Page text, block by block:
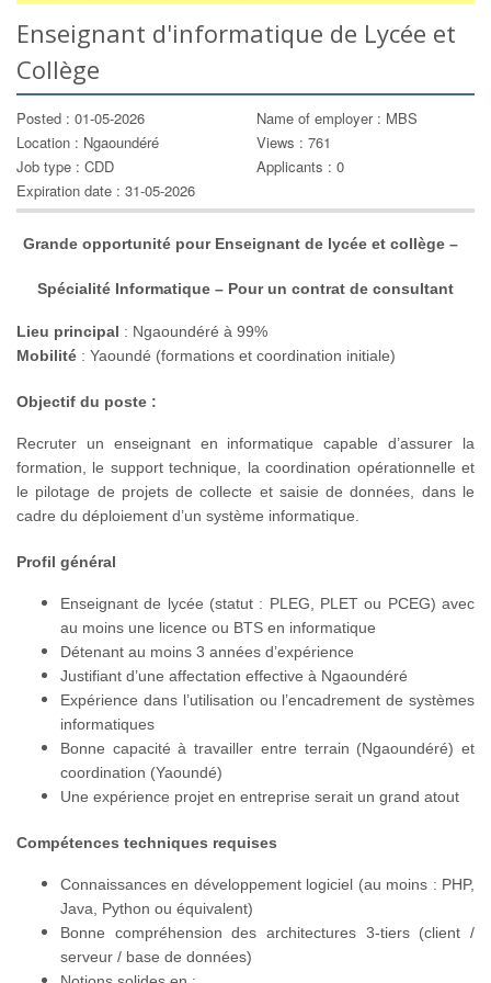
Enseignant d'informatique de Lycée et
Collège
Posted : 01-05-2026
Name of employer : MBS
Location : Ngaoundéré
Views : 761
Job type : CDD
Applicants : 0
Expiration date : 31-05-2026
Grande opportunité pour Enseignant de lycée et collège –
Spécialité Informatique – Pour un contrat de consultant
Lieu principal : Ngaoundéré à 99%
Mobilité : Yaoundé (formations et coordination initiale)
Objectif du poste :
Recruter un enseignant en informatique capable d’assurer la
formation, le support technique, la coordination opérationnelle et
le pilotage de projets de collecte et saisie de données, dans le
cadre du déploiement d’un système informatique.
Profil général
Enseignant de lycée (statut : PLEG, PLET ou PCEG) avec
au moins une licence ou BTS en informatique
Détenant au moins 3 années d’expérience
Justifiant d’une affectation effective à Ngaoundéré
Expérience dans l’utilisation ou l’encadrement de systèmes
informatiques
Bonne capacité à travailler entre terrain (Ngaoundéré) et
coordination (Yaoundé)
Une expérience projet en entreprise serait un grand atout
Compétences techniques requises
Connaissances en développement logiciel (au moins : PHP,
Java, Python ou équivalent)
Bonne compréhension des architectures 3-tiers (client /
serveur / base de données)